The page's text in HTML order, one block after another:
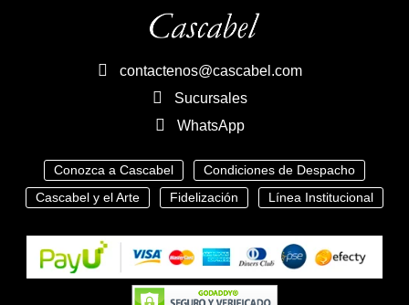
contactenos@cascabel.com
Sucursales
WhatsApp
Conozca a Cascabel
Condiciones de Despacho
Cascabel y el Arte
Fidelización Línea Institucional